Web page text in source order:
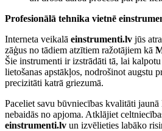
Profesionālā tehnika vietnē
Interneta veikalā einstrumenti.lv jūs
zāģus no tādiem atzītiem ražotājiem kā
Šie instrumenti ir izstrādāti tā, lai
lietošanas apstākļos, nodrošinot augstu
precizitāti katrā griezumā.
Paceliet savu būvniecības kvalitāti
nebaidās no apjoma. Atklājiet
einstrumenti.lv un izvēlieties labāko